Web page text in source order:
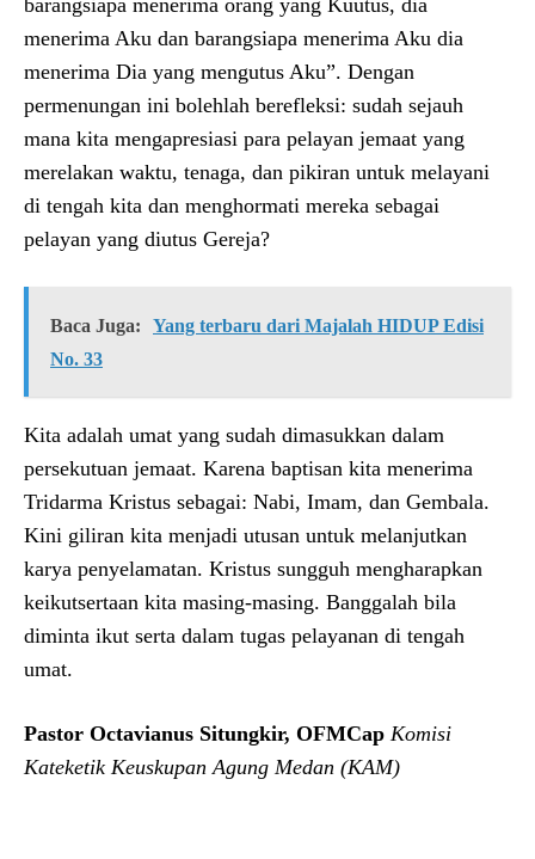
barangsiapa menerima orang yang Kuutus, dia
menerima Aku dan barangsiapa menerima Aku dia
menerima Dia yang mengutus Aku”. Dengan
permenungan ini bolehlah berefleksi: sudah sejauh
mana kita mengapresiasi para pelayan jemaat yang
merelakan waktu, tenaga, dan pikiran untuk melayani
di tengah kita dan menghormati mereka sebagai
pelayan yang diutus Gereja?
Baca Juga:
Yang terbaru dari Majalah HIDUP Edisi
No. 33
Kita adalah umat yang sudah dimasukkan dalam
persekutuan jemaat. Karena baptisan kita menerima
Tridarma Kristus sebagai: Nabi, Imam, dan Gembala.
Kini giliran kita menjadi utusan untuk melanjutkan
karya penyelamatan. Kristus sungguh mengharapkan
keikutsertaan kita masing-masing. Banggalah bila
diminta ikut serta dalam tugas pelayanan di tengah
umat.
Pastor Octavianus Situngkir, OFMCap Komisi
Kateketik Keuskupan Agung Medan (KAM)